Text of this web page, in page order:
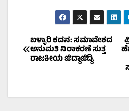
Post
navigation
ಬಳ್ಳಾರಿ ಕದನ: ಸಮಾವೇಶದ
ಅನುಮತಿ ನಿರಾಕರಣೆ ಸುತ್ತ
ರಾಜಕೀಯ ಜಿದ್ದಾಜಿದ್ದಿ.